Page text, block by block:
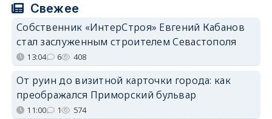
Свежее
Собственник «ИнтерСтроя» Евгений Кабанов
стал заслуженным строителем Севастополя
13:04 6 408
От руин до визитной карточки города: как
преображался Приморский бульвар
11:00 1 574